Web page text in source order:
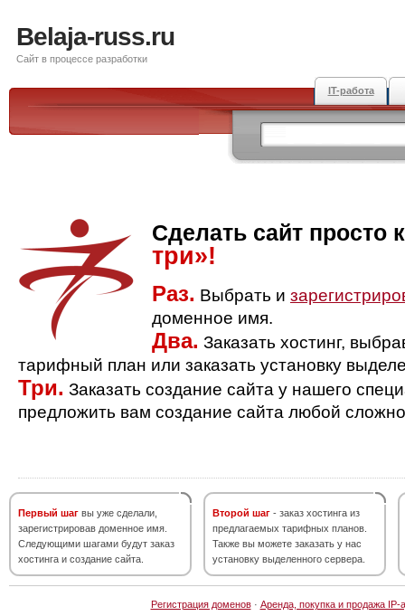
Belaja-russ.ru
Сайт в процессе разработки
IT-работа
Сделать сайт просто
три»!
Раз. Выбрать и
доменное имя.
Два. Заказать хостинг,
тарифный план или заказать установку
Три. Заказать создание сайта у нашего
предложить вам создание сайта любой
Первый шаг вы уже сделали,
зарегистрировав доменное имя.
Следующими шагами будут заказ
хостинга и создание сайта.
Второй шаг - заказ хостинга из
предлагаемых тарифных планов.
Также вы можете заказать у нас
установку выделенного сервера.
Регистрация доменов· Аренда, покупка и продажа IP-